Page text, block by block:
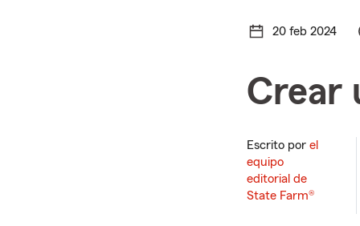
20 feb 2024
Crear
Escrito por el
equipo
editorial de
State Farm®